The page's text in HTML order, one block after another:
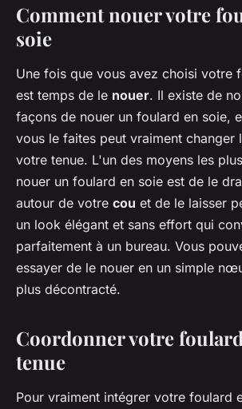
Comment nouer votre
soie
Une fois que vous avez choisi votre
est temps de le nouer. Il existe de
façons de nouer un foulard en soie,
vous le faites peut vraiment changer
votre tenue. L'un des moyens les
nouer un foulard en soie est de le
autour de votre cou et de le laisser
un look élégant et sans effort qui
parfaitement à un bureau. Vous
essayer de le nouer en un simple
plus décontracté.
Coordonner votre
tenue
Pour vraiment intégrer votre foulard